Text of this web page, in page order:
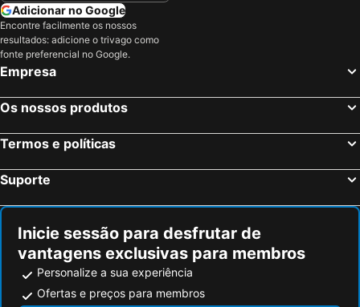
Saint-Étienne, Ródano-Alpes Hotéis
Avermes, Auvergne Hotéis
Moulins, Auvergne Hotéis
Nice, Provença-Alpes-Costa Azul Hotéis
Estrasburgo, Alsácia Hotéis
Bordéus, Aquitânia Hotéis
Colmar, Alsácia Hotéis
Adicionar no Google
Encontre facilmente os nossos
resultados: adicione o trivago como
fonte preferencial no Google.
Empresa
Os nossos produtos
Termos e políticas
Suporte
Inicie sessão para desfrutar de
vantagens exclusivas para membros
Personalize a sua experiência
Ofertas e preços para membros